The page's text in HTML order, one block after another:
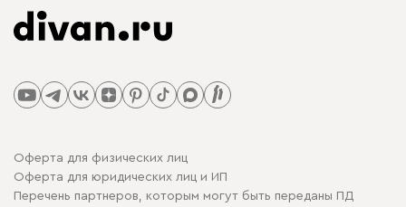
Оферта для физических лиц
Оферта для юридических лиц и ИП
Перечень партнеров, которым могут быть переданы ПД